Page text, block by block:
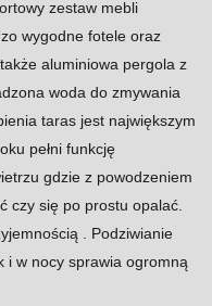
zestaw mebli
wygodne fotele oraz
aluminiowa pergola z
woda do zmywania
taras jest największym
pełni funkcję
gdzie z powodzeniem
czy się po prostu opalać.
. Podziwianie
i w nocy sprawia ogromną